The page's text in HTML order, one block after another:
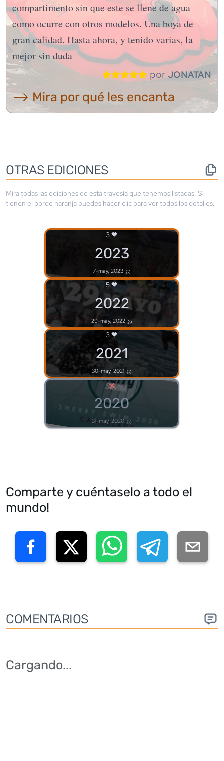
compartimento sin que este se llene de agua
como ocurre con otros modelos. Una boya de
gran calidad. Hasta ahora, y tenido varias, la
mejor sin duda
por JONATAN
⟶ Mira por qué les encanta
OTRAS EDICIONES
Mira todas las ediciones de esta travesía que tenemos listadas. Si
tienen el borde naranja puedes hacer clic para ver todos los detalles.
3
2023
7-may, 2023
5
2022
29-may, 2022
3
2021
30-may, 2021
×
2020
31-may, 2020
Comparte y cuéntaselo a todo el
mundo!
COMENTARIOS
Cargando...